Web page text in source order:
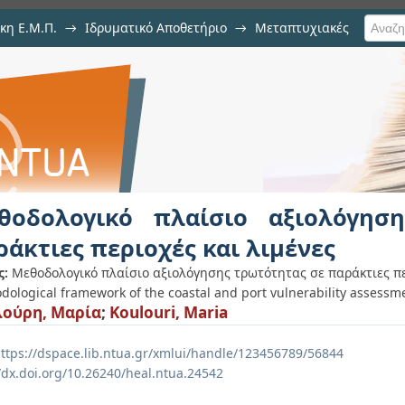
Ε.Μ.Π. → Ιδρυματικό Αποθετήριο → Μεταπτυχιακές
αξιολόγησης τρωτότητας σε
πλαίσιο
περιοχές και λιμένες
Μεθοδολογικό πλαίσιο αξιολόγησης τρωτότητας σε παράκτιες
framework of the coastal and port vulnerability
Μαρία; Koulouri, Maria
dspace.lib.ntua.gr/xmlui/handle/123456789/56844
10.26240/heal.ntua.24542